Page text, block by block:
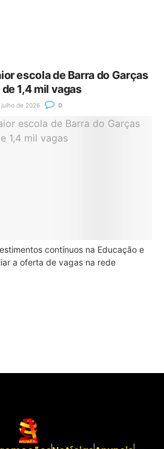
escola de Barra do Garças
1,4 mil vagas
de 2026 0
contínuos na Educação e
a oferta de vagas na rede